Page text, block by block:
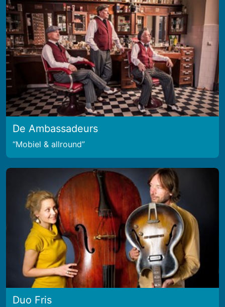
De Ambassadeurs
Mobiel & allround
Duo Fris